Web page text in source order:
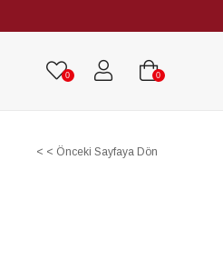
0 0
< < Önceki Sayfaya Dön